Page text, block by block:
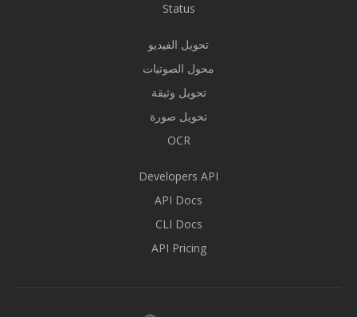
Status
تحويل الفيديو
محول الصوتيات
تحويل وثيقة
تحويل صورة
OCR
Developers API
API Docs
CLI Docs
API Pricing